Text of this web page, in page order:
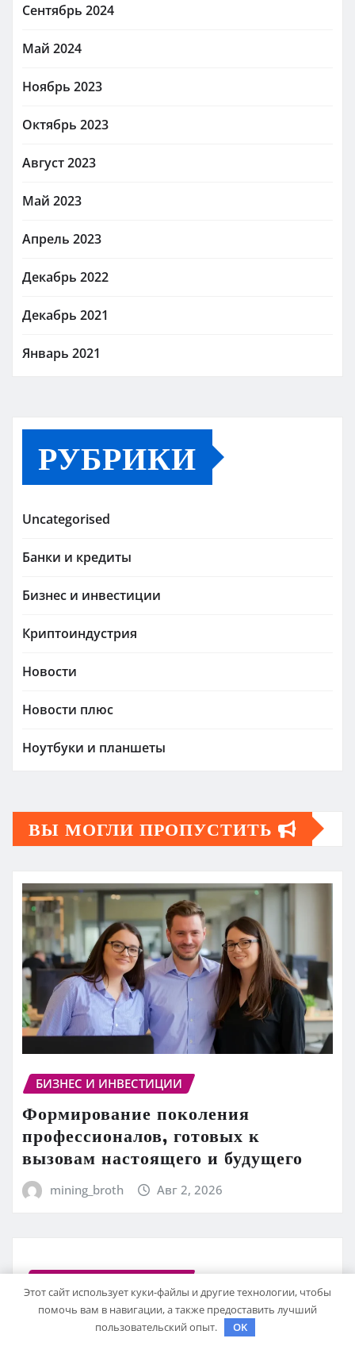
Сентябрь 2024
Май 2024
Ноябрь 2023
Октябрь 2023
Август 2023
Май 2023
Апрель 2023
Декабрь 2022
Декабрь 2021
Январь 2021
РУБРИКИ
Uncategorised
Банки и кредиты
Бизнес и инвестиции
Криптоиндустрия
Новости
Новости плюс
Ноутбуки и планшеты
ВЫ МОГЛИ ПРОПУСТИТЬ
БИЗНЕС И ИНВЕСТИЦИИ
Формирование поколения
профессионалов, готовых к
вызовам настоящего и будущего
mining_broth Авг 2, 2026
БИЗНЕС И ИНВЕСТИЦИИ
Классификация и практическое
применение термовоздушных
Этот сайт использует куки-файлы и другие технологии, чтобы
помочь вам в навигации, а также предоставить лучший
пользовательский опыт.
OK